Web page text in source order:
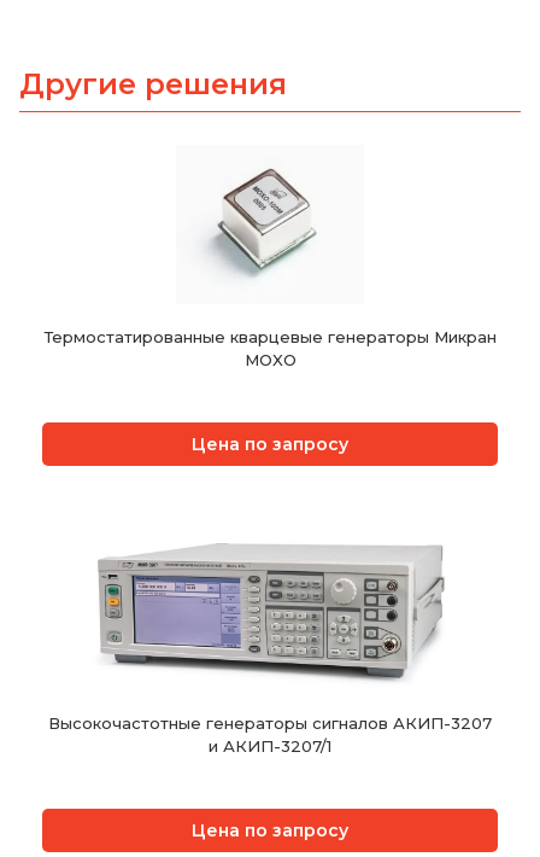
Другие решения
Термостатированные кварцевые генераторы Микран
MOXO
Цена по запросу
Высокочастотные генераторы сигналов АКИП-3207
и АКИП-3207/1
Цена по запросу